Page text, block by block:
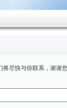
尽快与你联系，谢谢